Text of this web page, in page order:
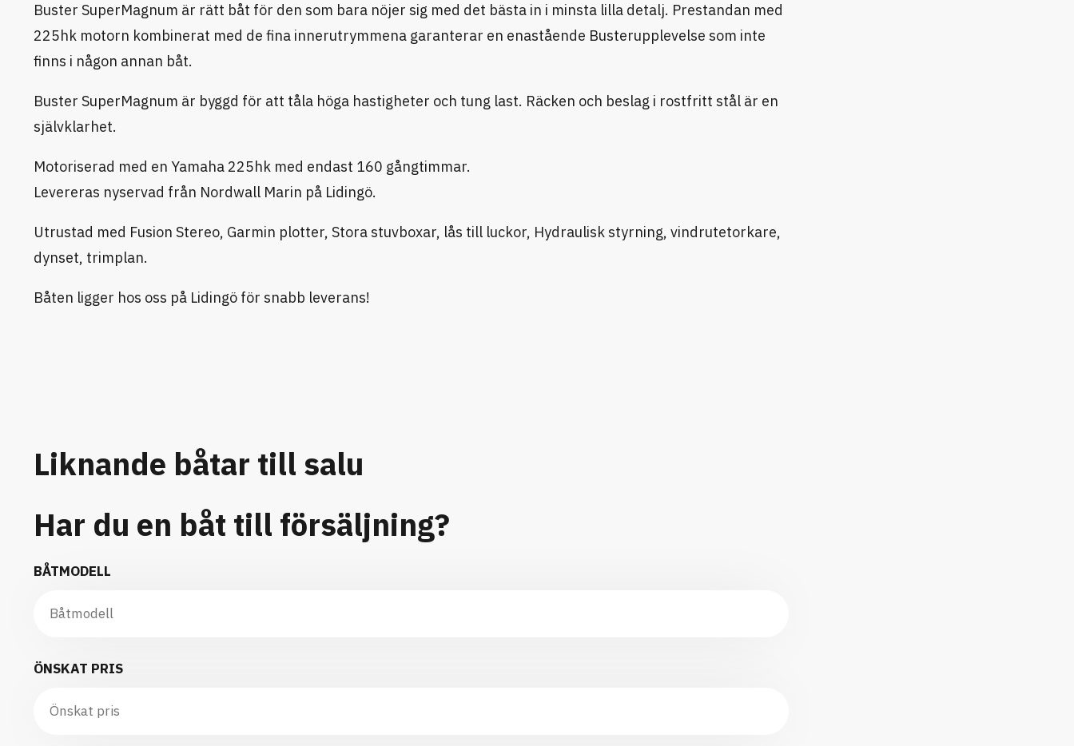
Buster SuperMagnum är rätt båt för den som bara nöjer sig med det bästa in i minsta lilla detalj. Prestandan med
225hk motorn kombinerat med de fina innerutrymmena garanterar en enastående Busterupplevelse som inte
finns i någon annan båt.
Buster SuperMagnum är byggd för att tåla höga hastigheter och tung last. Räcken och beslag i rostfritt stål är en
självklarhet.
Motoriserad med en Yamaha 225hk med endast 160 gångtimmar.
Levereras nyservad från Nordwall Marin på Lidingö.
Utrustad med Fusion Stereo, Garmin plotter, Stora stuvboxar, lås till luckor, Hydraulisk styrning, vindrutetorkare,
dynset, trimplan.
Båten ligger hos oss på Lidingö för snabb leverans!
Liknande båtar till salu
Har du en båt till försäljning?
BÅTMODELL
ÖNSKAT PRIS